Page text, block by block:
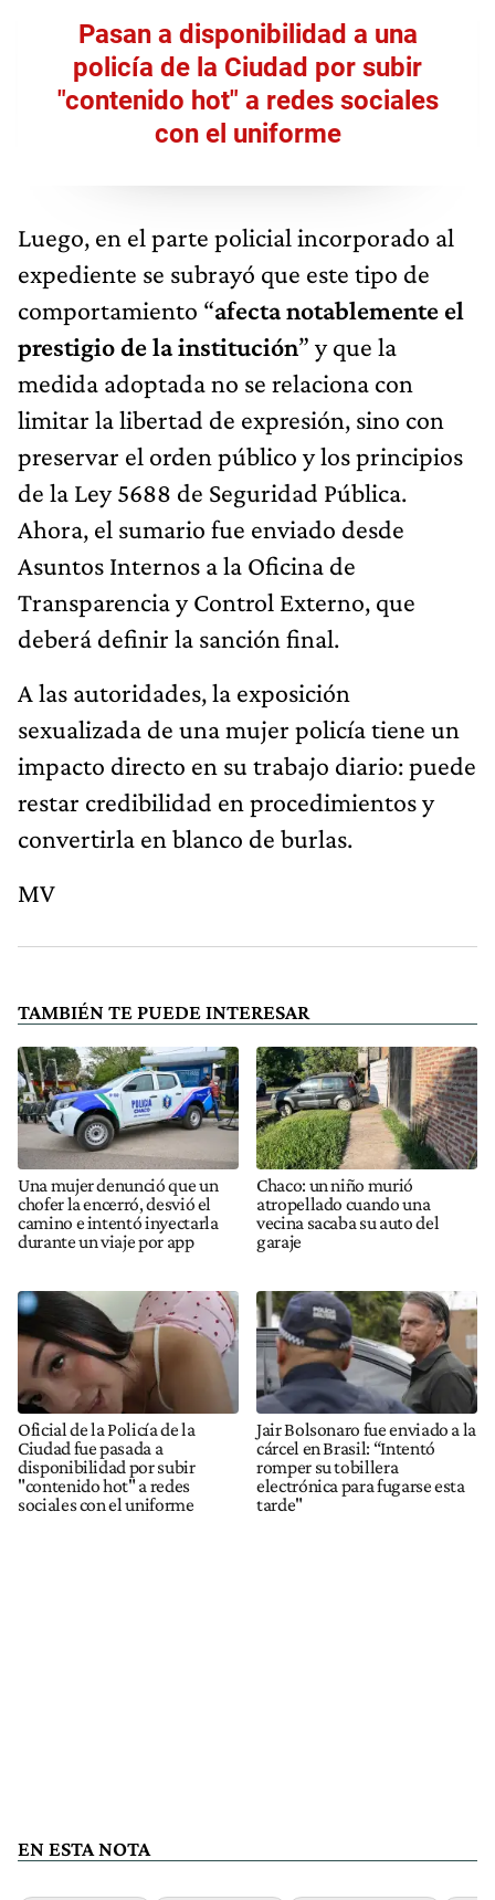
Pasan a disponibilidad a una
policía de la Ciudad por subir
"contenido hot" a redes sociales
con el uniforme
Luego, en el parte policial incorporado al
expediente se subrayó que este tipo de
comportamiento “afecta notablemente el
prestigio de la institución” y que la
medida adoptada no se relaciona con
limitar la libertad de expresión, sino con
preservar el orden público y los principios
de la Ley 5688 de Seguridad Pública.
Ahora, el sumario fue enviado desde
Asuntos Internos a la Oficina de
Transparencia y Control Externo, que
deberá definir la sanción final.
A las autoridades, la exposición
sexualizada de una mujer policía tiene un
impacto directo en su trabajo diario: puede
restar credibilidad en procedimientos y
convertirla en blanco de burlas.
MV
TAMBIÉN TE PUEDE INTERESAR
Una mujer denunció que un
chofer la encerró, desvió el
camino e intentó inyectarla
durante un viaje por app
Chaco: un niño murió
atropellado cuando una
vecina sacaba su auto del
garaje
Oficial de la Policía de la
Ciudad fue pasada a
disponibilidad por subir
"contenido hot" a redes
sociales con el uniforme
Jair Bolsonaro fue enviado a la
cárcel en Brasil: “Intentó
romper su tobillera
electrónica para fugarse esta
tarde"
EN ESTA NOTA